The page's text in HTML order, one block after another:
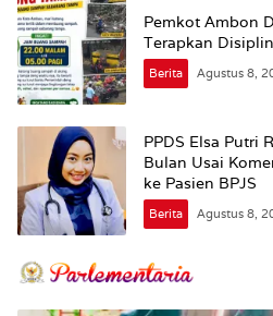
Pemkot Ambon
Terapkan
Berita Agustus 8,
PPDS Elsa Putri
Bulan Usai
ke Pasien BPJS
Berita Agustus 8,